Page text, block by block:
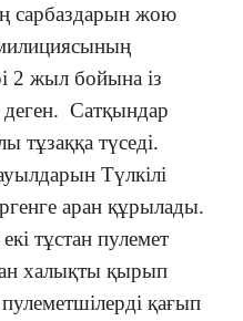
сарбаздарын жою
2 жыл бойына із
деген. Сатқындар
тұзаққа түседі.
Түлкілі
аран құрылады.
тұстан пулемет
халықты қырып
қағып